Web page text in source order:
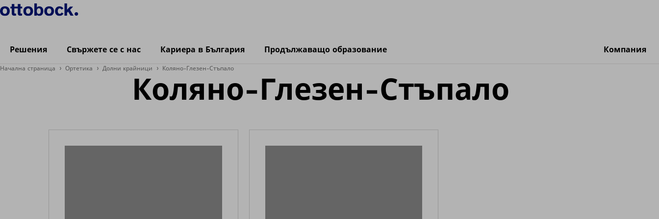
Решения Свържете се с нас Кариера в България Продължаващо образование Компания
Начална страница Ортетика Долни крайници Коляно-Глезен-Стъпало
Коляно-Глезен-Стъпало